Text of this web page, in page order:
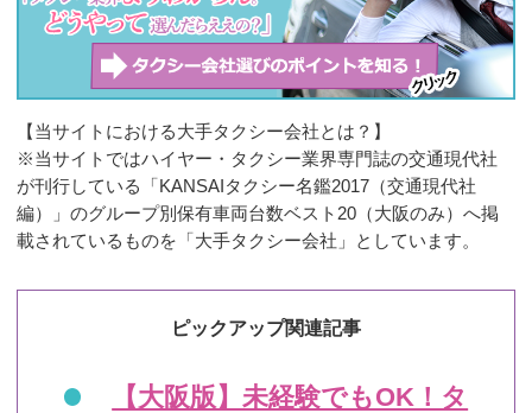
【当サイトにおける大手タクシー会社とは？】
※当サイトではハイヤー・タクシー業界専門誌の交通現代社
が刊行している「KANSAIタクシー名鑑2017（交通現代社
編）」のグループ別保有車両台数ベスト20（大阪のみ）へ掲
載されているものを「大手タクシー会社」としています。
ピックアップ関連記事
【大阪版】未経験でもOK！タ